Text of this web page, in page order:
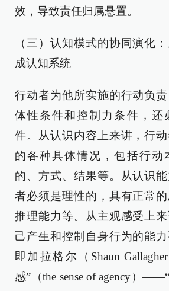
效，导致责任归属悬置。
（三）认知模式的协同演化
成认知系统
行动者为他所实施的行动负
体性条件和控制力条件，还
件。从认识内容上来讲，行
的各种具体情况，包括行动
的、方式、结果等。从认识
者必须是理性的，具有正常
推理能力等。从主观感受上
己产生和控制自身行为的能力
即加拉格尔（Shaun
感”（the sense of agency）